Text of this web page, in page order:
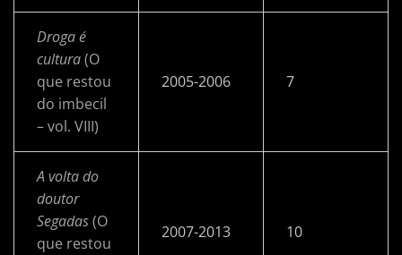
Droga é
cultura(O
que restou
do imbecil
– vol. VIII)
2005-2006 7
A volta do
doutor
Segadas(O
que restou
2007-2013 10